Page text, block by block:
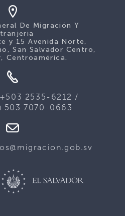
De Migración Y
y 15 Avenida Norte,
San Salvador Centro,
Centroamérica.
2535-6212 /
7070-0663